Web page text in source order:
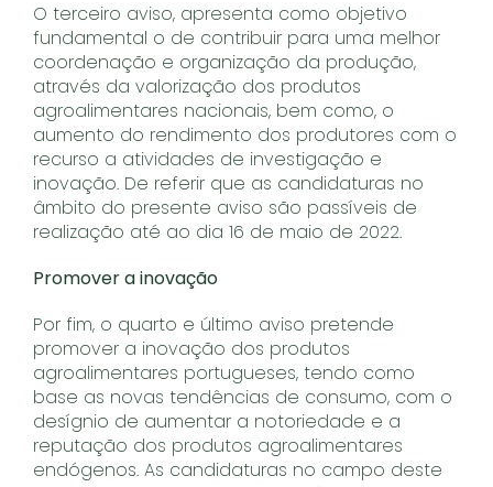
O terceiro aviso, apresenta como objetivo
fundamental o de contribuir para uma melhor
coordenação e organização da produção,
através da valorização dos produtos
agroalimentares nacionais, bem como, o
aumento do rendimento dos produtores com o
recurso a atividades de investigação e
inovação. De referir que as candidaturas no
âmbito do presente aviso são passíveis de
realização até ao dia 16 de maio de 2022.
Promover a inovação
Por fim, o quarto e último aviso pretende
promover a inovação dos produtos
agroalimentares portugueses, tendo como
base as novas tendências de consumo, com o
desígnio de aumentar a notoriedade e a
reputação dos produtos agroalimentares
endógenos. As candidaturas no campo deste